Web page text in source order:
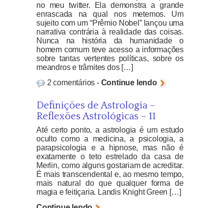
no meu twitter. Ela demonstra a grande
enrascada na qual nos metemos. Um
sujeito com um “Prêmio Nobel” lançou uma
narrativa contrária à realidade das coisas.
Nunca na história da humanidade o
homem comum teve acesso a informações
sobre tantas vertentes políticas, sobre os
meandros e trâmites dos […]
2 comentários - Continue lendo
Definições de Astrologia –
Reflexões Astrológicas – 11
Até certo ponto, a astrologia é um estudo
oculto como a medicina, a psicologia, a
parapsicologia e a hipnose, mas não é
exatamente o teto estrelado da casa de
Merlin, como alguns gostariam de acreditar.
É mais transcendental e, ao mesmo tempo,
mais natural do que qualquer forma de
magia e feitiçaria. Landis Knight Green […]